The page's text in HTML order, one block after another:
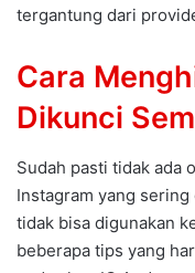
tergantung dari
Cara
Dikunci
Sudah pasti tidak ada
Instagram yang
tidak bisa digunakan
beberapa tips yang